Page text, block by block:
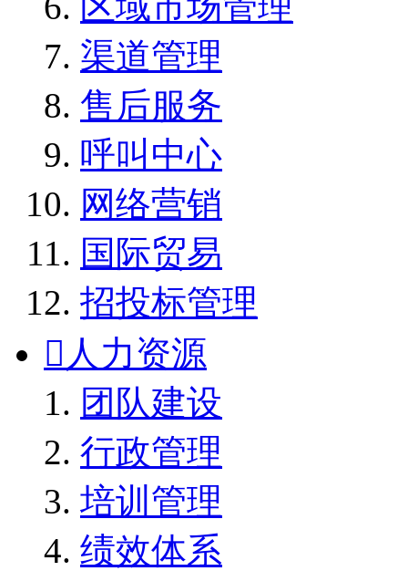
渠道管理
售后服务
呼叫中心
网络营销
国际贸易
招投标管理
 人力资源
团队建设
行政管理
培训管理
绩效体系